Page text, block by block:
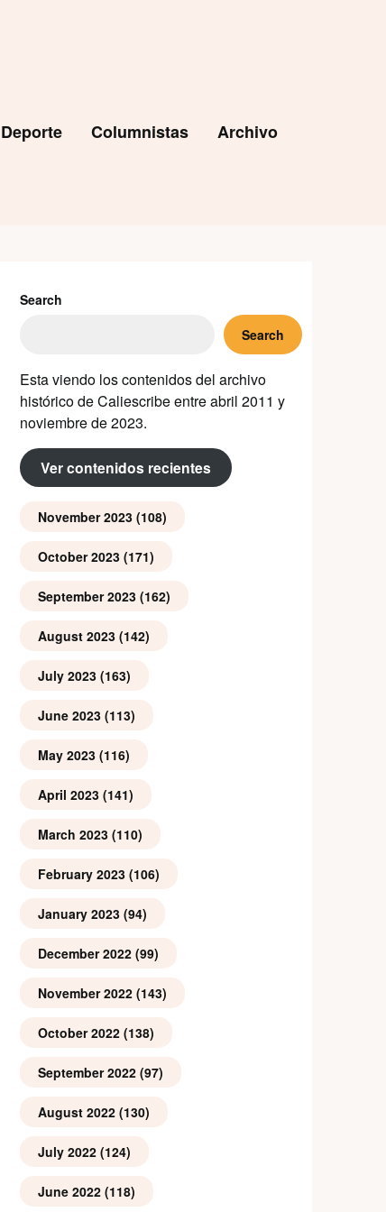
Deporte Columnistas Archivo
Search
Search
Esta viendo los contenidos del archivo
histórico de Caliescribe entre abril 2011 y
noviembre de 2023.
Ver contenidos recientes
November 2023(108)
October 2023(171)
September 2023(162)
August 2023(142)
July 2023(163)
June 2023(113)
May 2023(116)
April 2023(141)
March 2023(110)
February 2023(106)
January 2023(94)
December 2022(99)
November 2022(143)
October 2022(138)
September 2022(97)
August 2022(130)
July 2022(124)
June 2022(118)